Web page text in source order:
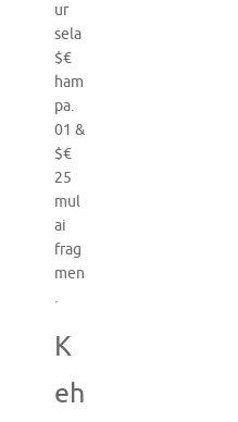
ur
sela
$€
ham
pa.
01 &
$€
25
mul
ai
frag
men
.
K
eh